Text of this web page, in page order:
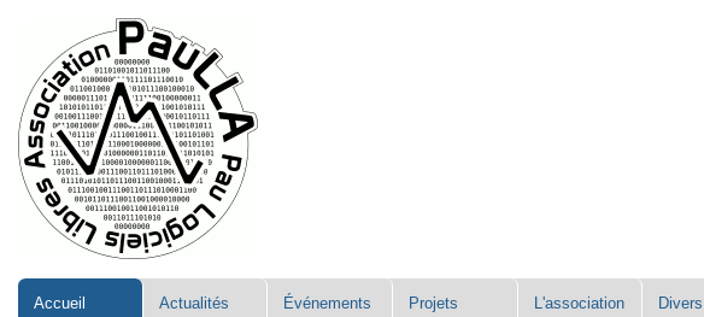
contenu.
Aller
à
la
navigation
Accueil Actualités Événements Projets L'association Divers